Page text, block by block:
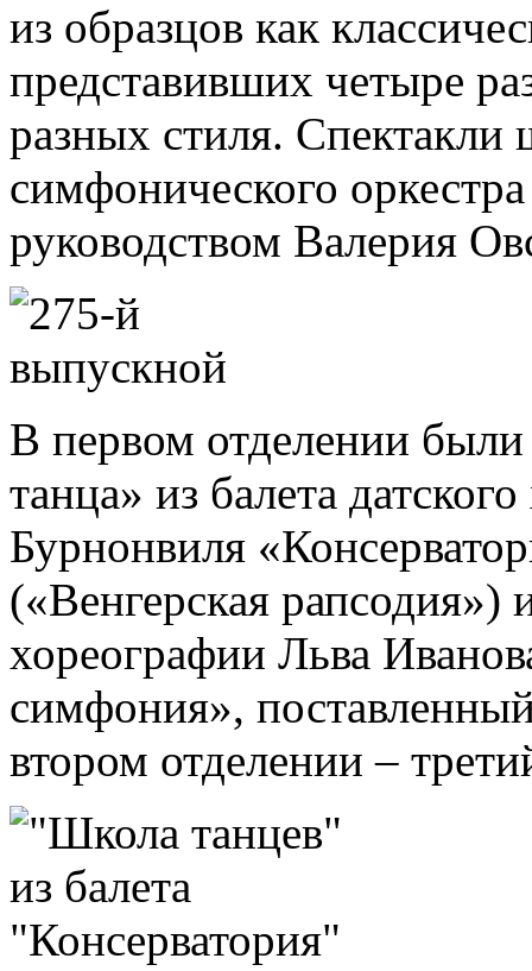
из образцов как
представивших четыре
разных стиля.
симфонического
руководством Валерия
В первом отделении
танца» из балета
Бурнонвиля
(«Венгерская рапсодия»)
хореографии Льва
симфония»,
втором отделении –